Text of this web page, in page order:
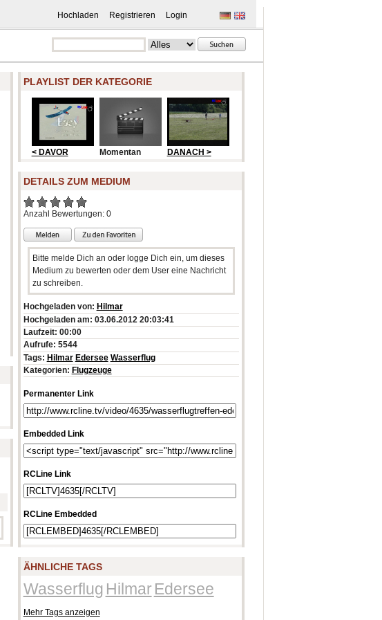
Hochladen Registrieren Login
PLAYLIST DER KATEGORIE
< DAVOR Momentan DANACH >
DETAILS ZUM MEDIUM
Anzahl Bewertungen: 0
Bitte melde Dich an oder logge Dich ein, um dieses
Medium zu bewerten oder dem User eine Nachricht
zu schreiben.
Hochgeladen von: Hilmar
Hochgeladen am: 03.06.2012 20:03:41
Laufzeit: 00:00
Aufrufe: 5544
Tags: Hilmar Edersee Wasserflug
Kategorien: Flugzeuge
Permanenter Link
Embedded Link
RCLine Link
RCLine Embedded
ÄHNLICHE TAGS
Wasserflug Hilmar Edersee
Mehr Tags anzeigen